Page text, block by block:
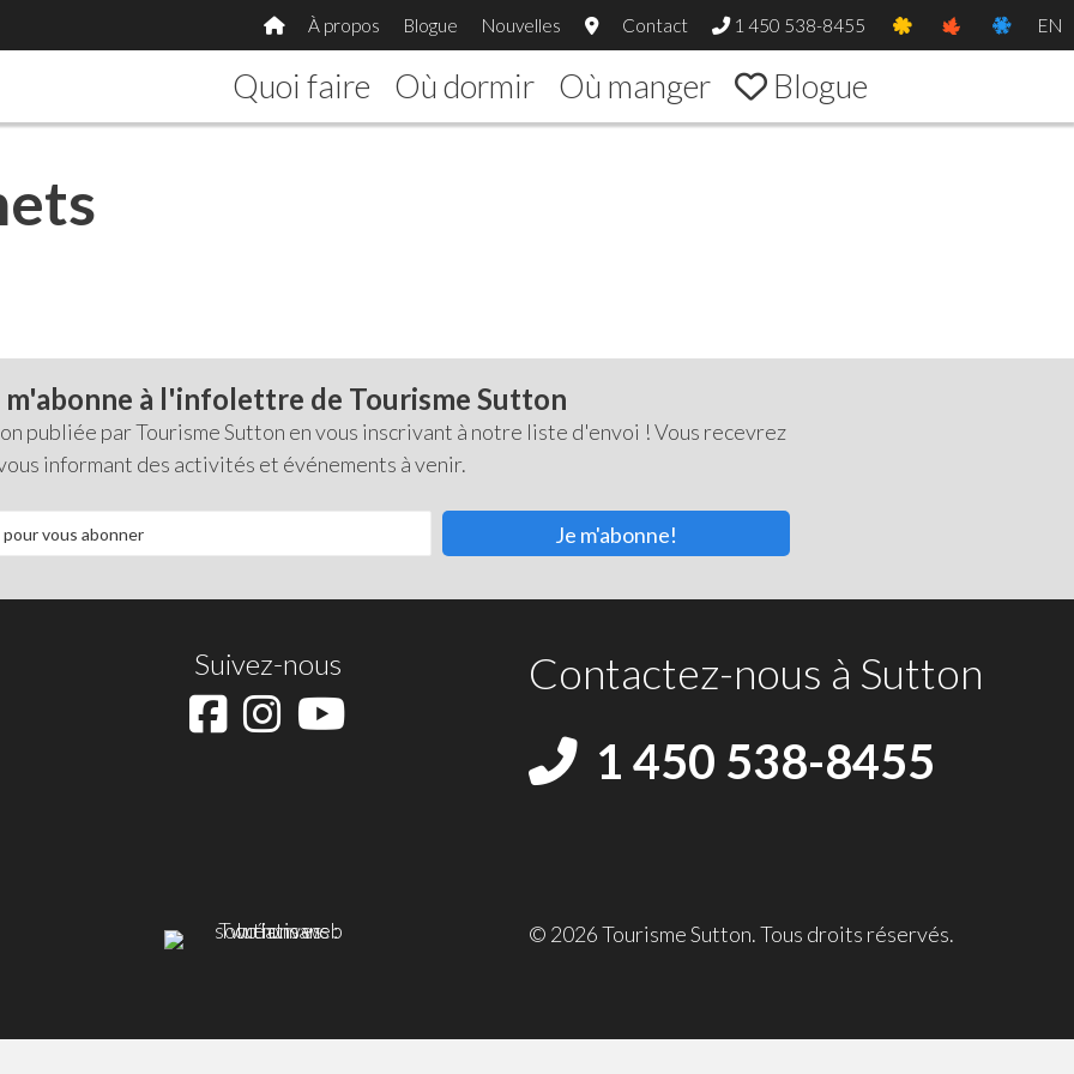
À propos Blogue Nouvelles Contact 1 450 538-8455 EN
Quoi faire Où dormir Où manger Blogue
m'abonne à l'infolettre de Tourisme Sutton
publiée par Tourisme Sutton en vous inscrivant à notre liste d'envoi ! Vous recevrez
informant des activités et événements à venir.
Je m'abonne!
Suivez-nous Contactez-nous à Sutton
1 450 538-8455
© 2026 Tourisme Sutton. Tous droits réservés.